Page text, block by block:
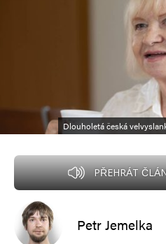
Dlouholetá česká
PŘEHRÁT
Petr Jemelka